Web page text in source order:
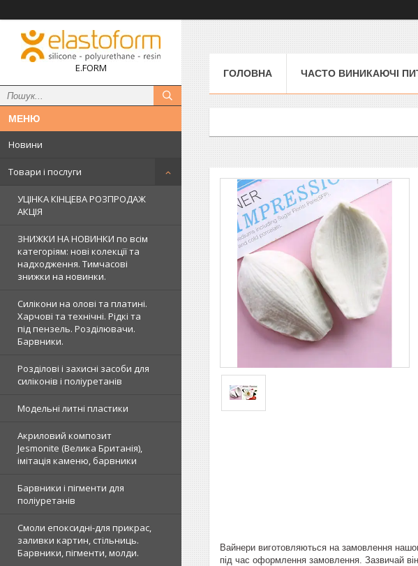
E.FORM
Новини
Товари і послуги
УЦІНКА КІНЦЕВА РОЗПРОДАЖ
АКЦІЯ
ЗНИЖКИ НА НОВИНКИ по всім
категоріям: нові колекцїї та
надходження. Тимчасові
знижки на новинки.
Силікони на олові та платині.
Харчові та технічні. Рідкі та
під пензель. Розділювачи.
Барвники.
Розділові і захисні засоби для
силіконів і поліуретанів
Модельні литні пластики
Акриловий композит
Jesmonite (Велика Британія),
імітація каменю, барвники
Барвники і пігменти для
поліуретанів
Смоли епоксидні-для прикрас,
заливки картин, стільниць.
Барвники, пігменти, молди.
ГОЛОВНА ЧАСТО ВИНИКАЮЧІ
Вайнери виготовляються на замовлення
під час оформлення замовлення. Зазвичай